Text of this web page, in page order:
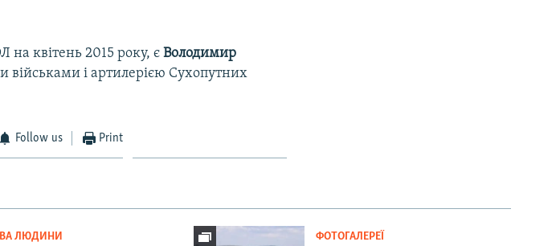
квітень 2015 року, єВолодимир
і артилерією Сухопутних
Follow us Print
ЛЮДИНИ ФОТОГАЛЕРЕЇ